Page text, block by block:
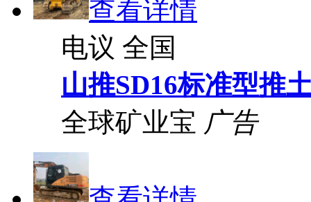
查看详情
电议 全国
山推SD16标准型推
全球矿业宝 广告